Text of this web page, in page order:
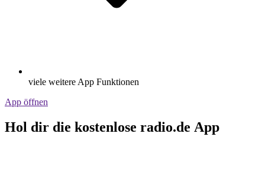
viele weitere App Funktionen
App öffnen
Hol dir die kostenlose radio.de App